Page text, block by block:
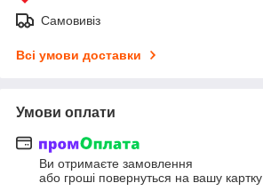
Самовивіз
Всі умови доставки
Умови оплати
Ви отримаєте замовлення
або гроші повернуться на вашу картку